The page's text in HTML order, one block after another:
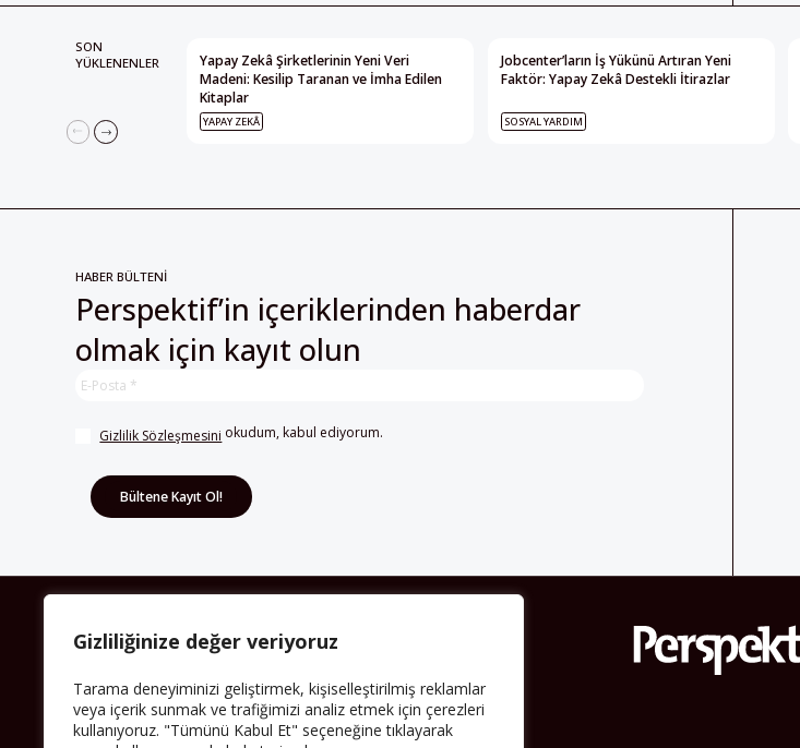
Gizliliğinize değer veriyoruz
Tarama deneyiminizi geliştirmek, kişiselleştirilmiş reklamlar
veya içerik sunmak ve trafiğimizi analiz etmek için çerezleri
kullanıyoruz. "Tümünü Kabul Et" seçeneğine tıklayarak
SON
YÜKLENENLER
Yapay Zekâ Şirketlerinin Yeni Veri
Madeni: Kesilip Taranan ve İmha Edilen
Kitaplar
YAPAY ZEKÂ
Jobcenter’ların İş Yükünü Artıran Yeni
Faktör: Yapay Zekâ Destekli İtirazlar
SOSYAL YARDIM
HABER BÜLTENİ
Perspektif’in içeriklerinden haberdar
olmak için kayıt olun
Gizlilik Sözleşmesini okudum, kabul ediyorum.
HAKKIMIZDA
Müslümanlar da bulundukları ülkelerde kalıcı hâle
geldiler. Bu durum “vatan”, “aidiyet”, “İslam” ve “Avrupa”
gibi birçok kavramın çift taraflı olarak sorgulanmasına
neden oldu. Avrupa’da yerleşik bir Müslüman cemaatin